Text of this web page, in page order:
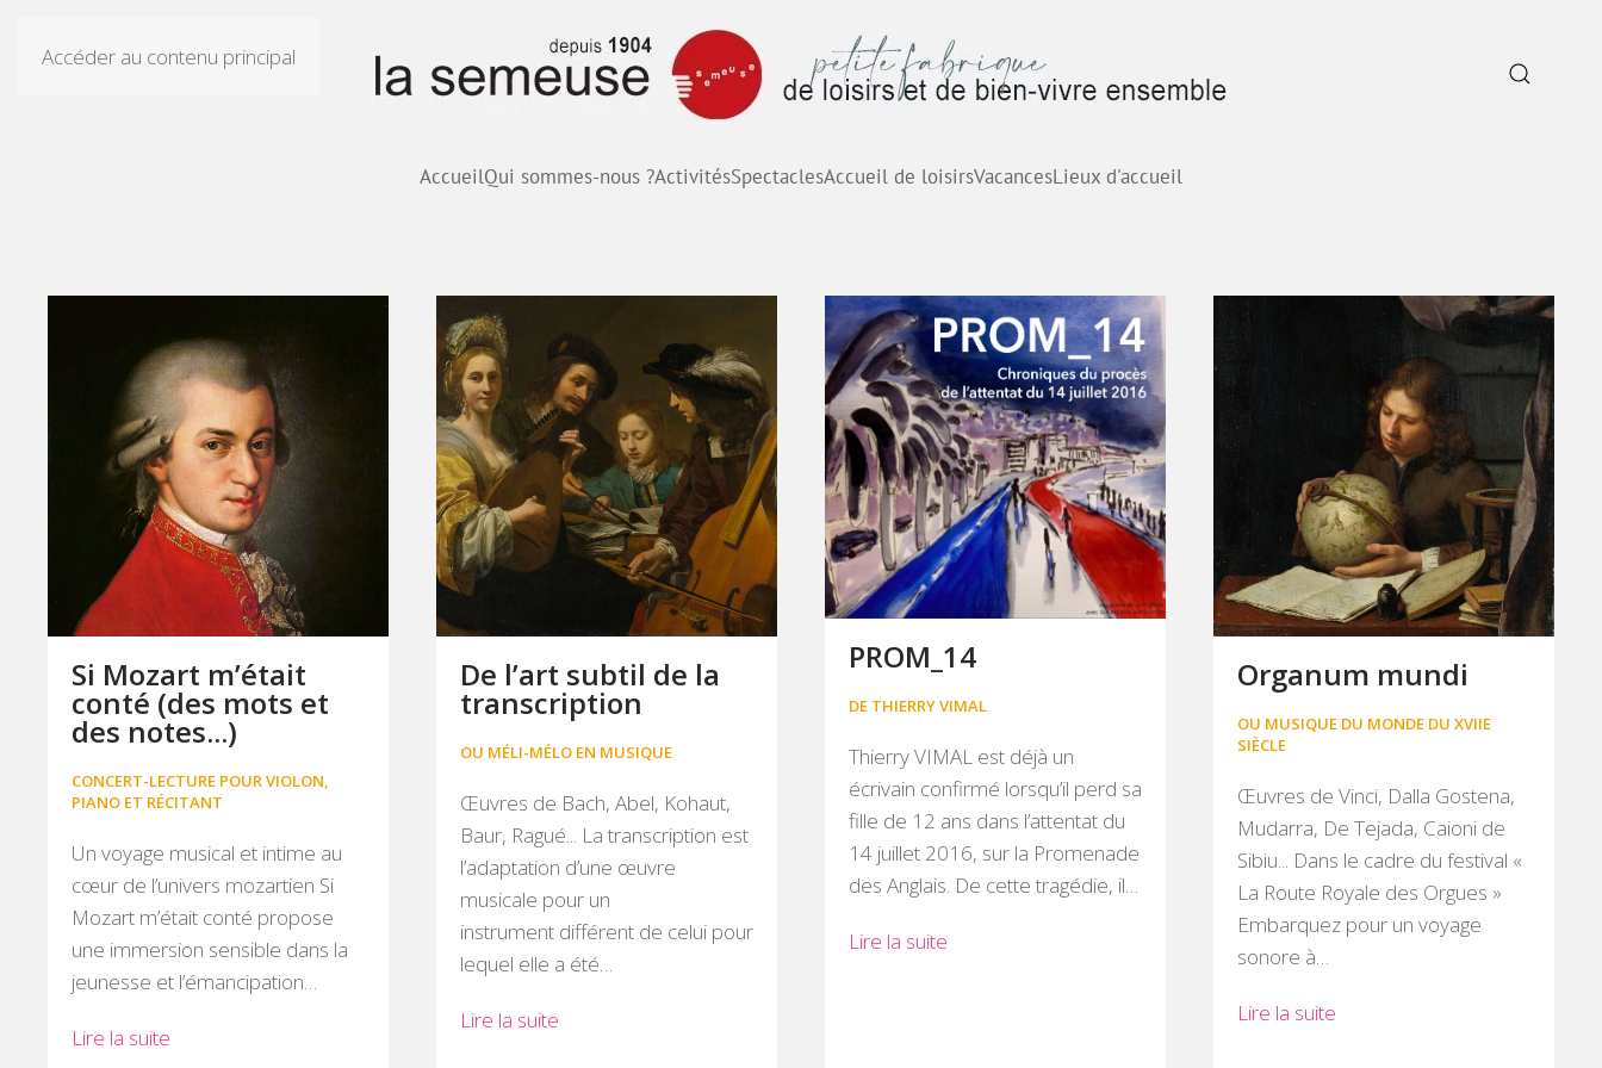
Accéder au contenu principal
AccueilQui sommes-nous ?ActivitésSpectaclesAccueil de loisirsVacancesLieux d'accueil
Si Mozart m’était
conté (des mots et
des notes...)
CONCERT-LECTURE POUR VIOLON,
PIANO ET RÉCITANT
Un voyage musical et intime au
cœur de l’univers mozartien Si
Mozart m’était conté propose
une immersion sensible dans la
jeunesse et l’émancipation…
Lire la suite
De l’art subtil de la
transcription
OU MÉLI-MÉLO EN MUSIQUE
Œuvres de Bach, Abel, Kohaut,
Baur, Ragué... La transcription est
l’adaptation d’une œuvre
musicale pour un
instrument différent de celui pour
lequel elle a été…
Lire la suite
PROM_14
DE THIERRY VIMAL
Thierry VIMAL est déjà un
écrivain confirmé lorsqu’il perd sa
fille de 12 ans dans l’attentat du
14 juillet 2016, sur la Promenade
des Anglais. De cette tragédie, il…
Lire la suite
Organum mundi
OU MUSIQUE DU MONDE DU XVIIE
SIÈCLE
Œuvres de Vinci, Dalla Gostena,
Mudarra, De Tejada, Caioni de
Sibiu... Dans le cadre du festival «
La Route Royale des Orgues »
Embarquez pour un voyage
sonore à…
Lire la suite